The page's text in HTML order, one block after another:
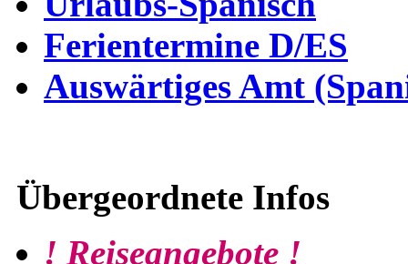
Ferientermine D/ES
Auswärtiges Amt
Übergeordnete Infos
! Reiseangebote !